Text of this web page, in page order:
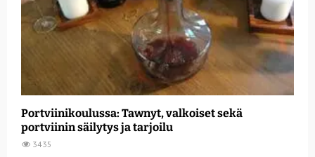
Portviinikoulussa: Tawnyt, valkoiset sekä
portviinin säilytys ja tarjoilu
3435